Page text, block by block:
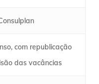
com republicação
das vacâncias